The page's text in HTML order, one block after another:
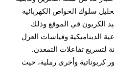
سلوك الخواص الكهربائية
الكربون في الموقع وذلك
الديناميكية وقياسات العزل
لتسريع تفاعلات التمعدن.
وأخرى رملية، حيث